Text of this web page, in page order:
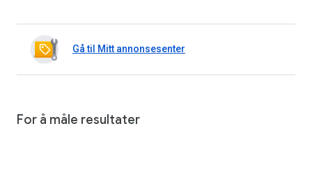
Gå til Mitt annonsesenter
For å måle resultater